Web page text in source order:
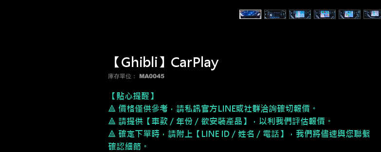
【Ghibli】CarPlay
庫存單位： MA0045
【貼心提醒】
🔺 價格僅供參考，請私訊官方LINE或社群洽詢確切報價。
🔺 請提供【車款／年份／欲安裝產品】，以利我們評估報價。
🔺 確定下單時，請附上【LINE ID／姓名／電話】，我們將儘速與您聯繫
確認細節。